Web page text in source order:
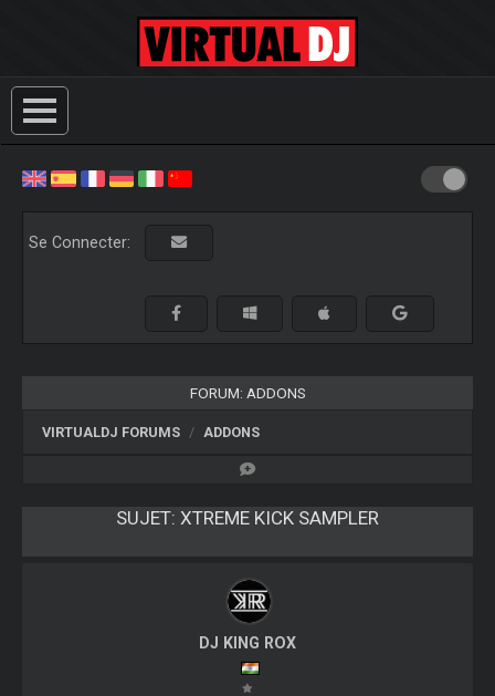
Se Connecter:
FORUM: ADDONS
VIRTUALDJ FORUMS ADDONS
SUJET: XTREME KICK SAMPLER
DJ KING ROX